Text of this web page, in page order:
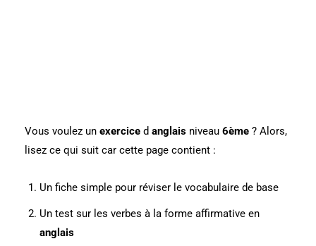
Vous voulez un exercice d anglais niveau 6ème ? Alors,
lisez ce qui suit car cette page contient :
Un fiche simple pour réviser le vocabulaire de base
Un test sur les verbes à la forme affirmative en
anglais